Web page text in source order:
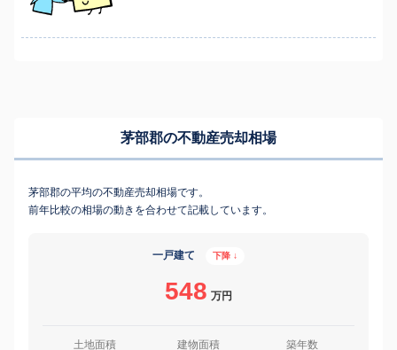
茅部郡の不動産売却相場
茅部郡の平均の不動産売却相場です。
前年比較の相場の動きを合わせて記載しています。
一戸建て 下降 ↓
548 万円
土地面積 建物面積 築年数